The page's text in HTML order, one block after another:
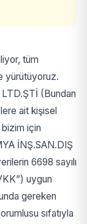
tüm
yürütüyoruz.
(Bundan
ait kişisel
için
İNŞ.SAN.DIŞ
6698 sayılı
uygun
gereken
sıfatıyla